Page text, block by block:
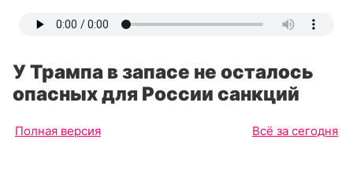
У Трампа в запасе не осталось
опасных для России санкций
Полная версия Всё за сегодня